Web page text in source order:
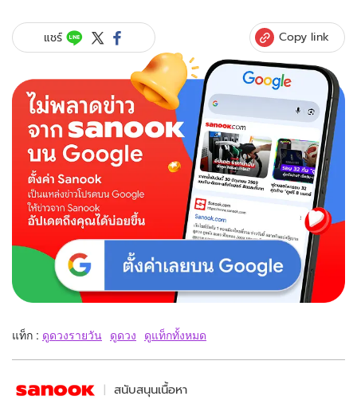
แชร์ Copy link
แท็ก : ดูดวงรายวัน ดูดวง ดูแท็กทั้งหมด
สนับสนุนเนื้อหา